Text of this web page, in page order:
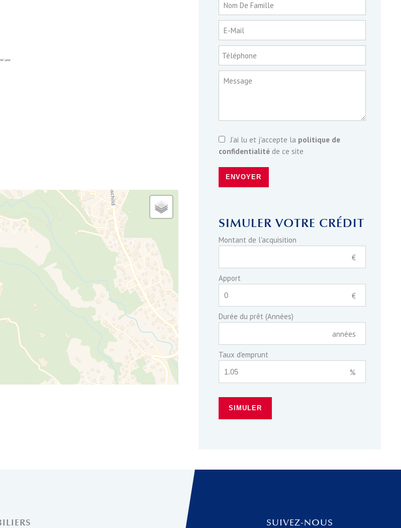
Nom De Famille
E-Mail
Téléphone
Message
J’ai lu et j'accepte la politique de
confidentialitéde ce site
ENVOYER
SIMULER VOTRE CRÉDIT
Montant de l'acquisition
€
Apport
€
Durée du prêt (Années)
années
Taux d'emprunt
%
SIMULER
SUIVEZ-NOUS